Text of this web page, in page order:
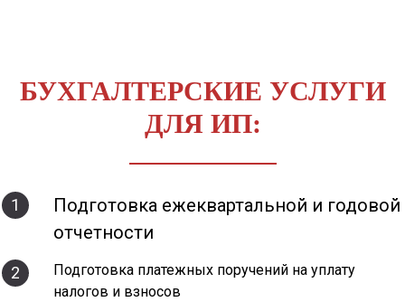
БУХГАЛТЕРСКИЕ УСЛУГИ
ДЛЯ ИП:
1
Подготовка ежеквартальной и годовой
отчетности
2
Подготовка платежных поручений на уплату
налогов и взносов